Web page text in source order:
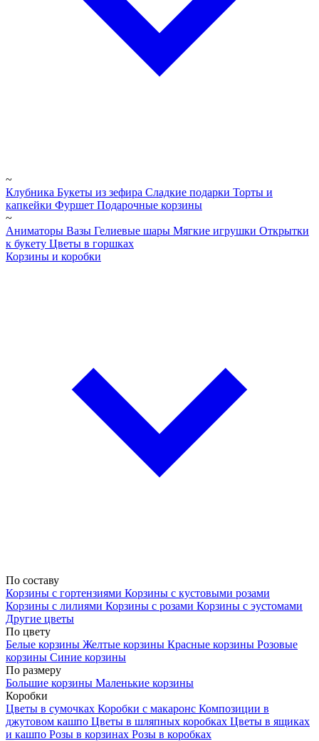
~
Клубника Букеты из зефира Сладкие подарки Торты и
капкейки Фуршет Подарочные корзины
~
Аниматоры Вазы Гелиевые шары Мягкие игрушки Открытки
к букету Цветы в горшках
Корзины и коробки
По составу
Корзины с гортензиями Корзины с кустовыми розами
Корзины с лилиями Корзины с розами Корзины с эустомами
Другие цветы
По цвету
Белые корзины Желтые корзины Красные корзины Розовые
корзины Синие корзины
По размеру
Большие корзины Маленькие корзины
Коробки
Цветы в сумочках Коробки с макаронс Композиции в
джутовом кашпо Цветы в шляпных коробках Цветы в ящиках
и кашпо Розы в корзинах Розы в коробках